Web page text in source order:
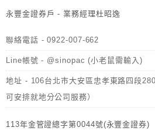
永豐金證券戶 - 業務經理杜昭逸
聯絡電話 - 0922-007-662
Line帳號 - @sinopac (小老鼠需輸入)
地址 - 106台北市大安區忠孝東路四段
可安排就地分公司服務）
113年金管證總字第0044號(永豐金證券)